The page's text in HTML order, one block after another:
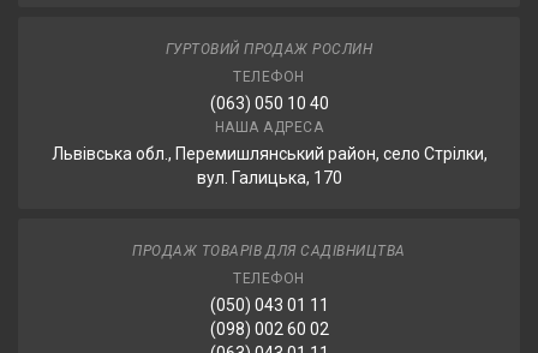
ГУРТОВИЙ ПРОДАЖ РОСЛИН
ТЕЛЕФОН
(063) 050 10 40
НАША АДРЕСА
Львівська обл., Перемишлянський район, село Стрілки,
вул. Галицька, 170
ПРОДАЖ ТОВАРІВ ДЛЯ САДІВНИЦТВА
ТЕЛЕФОН
(050) 043 01 11
(098) 002 60 02